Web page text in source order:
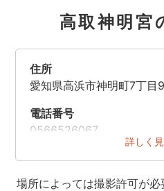
高取神明宮
詳しく
住所
愛知県高浜市神明町7丁目
電話番号
0566526067
場所によっては撮影許可が